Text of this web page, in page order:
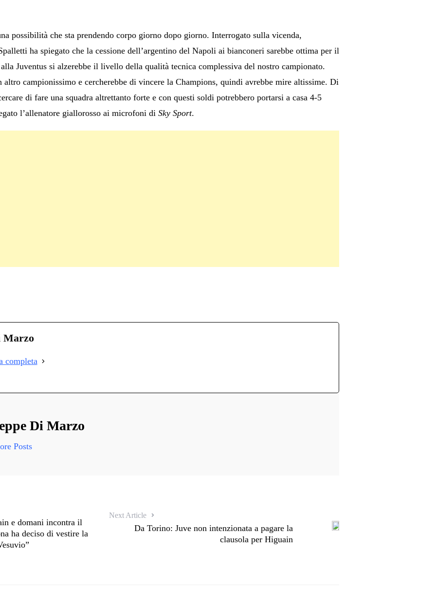
possibilità che sta prendendo corpo giorno dopo giorno. Interrogato sulla vicenda,
ha spiegato che la cessione dell’argentino del Napoli ai bianconeri sarebbe ottima per il
Juventus si alzerebbe il livello della qualità tecnica complessiva del nostro campionato.
altro campionissimo e cercherebbe di vincere la Champions, quindi avrebbe mire altissime. Di
di fare una squadra altrettanto forte e con questi soldi potrebbero portarsi a casa 4-5
l’allenatore giallorosso ai microfoni di Sky Sport.
Marzo
completa
Di Marzo
Posts
e domani incontra il
ha deciso di vestire la
Next Article
Da Torino: Juve non intenzionata a pagare la
clausola per Higuain